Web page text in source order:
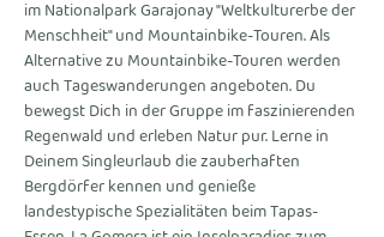
im Nationalpark Garajonay "Weltkulturerbe der
Menschheit" und Mountainbike-Touren. Als
Alternative zu Mountainbike-Touren werden
auch Tageswanderungen angeboten. Du
bewegst Dich in der Gruppe im faszinierenden
Regenwald und erleben Natur pur. Lerne in
Deinem Singleurlaub die zauberhaften
Bergdörfer kennen und genieße
landestypische Spezialitäten beim Tapas-